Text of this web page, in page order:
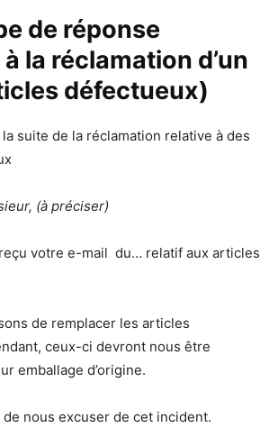
de réponse
la réclamation d’un
défectueux)
suite de la réclamation relative à des
(à préciser)
votre e-mail du… relatif aux articles
de remplacer les articles
ceux-ci devront nous être
emballage d’origine.
nous excuser de cet incident.